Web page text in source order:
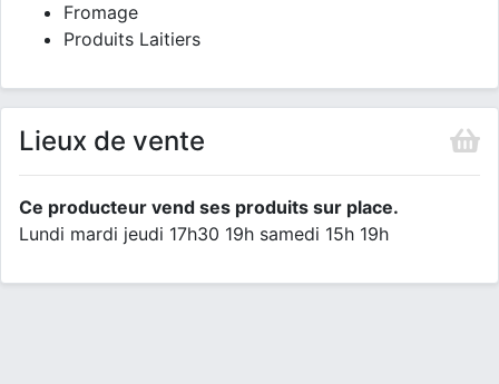
Fromage
Produits Laitiers
Lieux de vente
Ce producteur vend ses produits sur place.
Lundi mardi jeudi 17h30 19h samedi 15h 19h